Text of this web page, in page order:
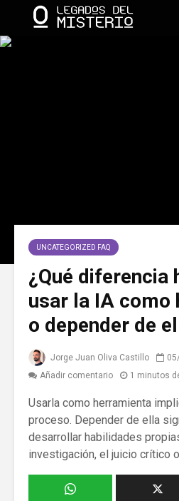
UNCATEGORIZED FAQ
¿Qué diferencia
usar la IA como
o depender de
Jorge Juan Oliva Castillo
Añadir comentario
1 minutos
Usarla como herramienta
proceso. Depender de ella
desarrollar habilidades
investigación, el juicio crítico